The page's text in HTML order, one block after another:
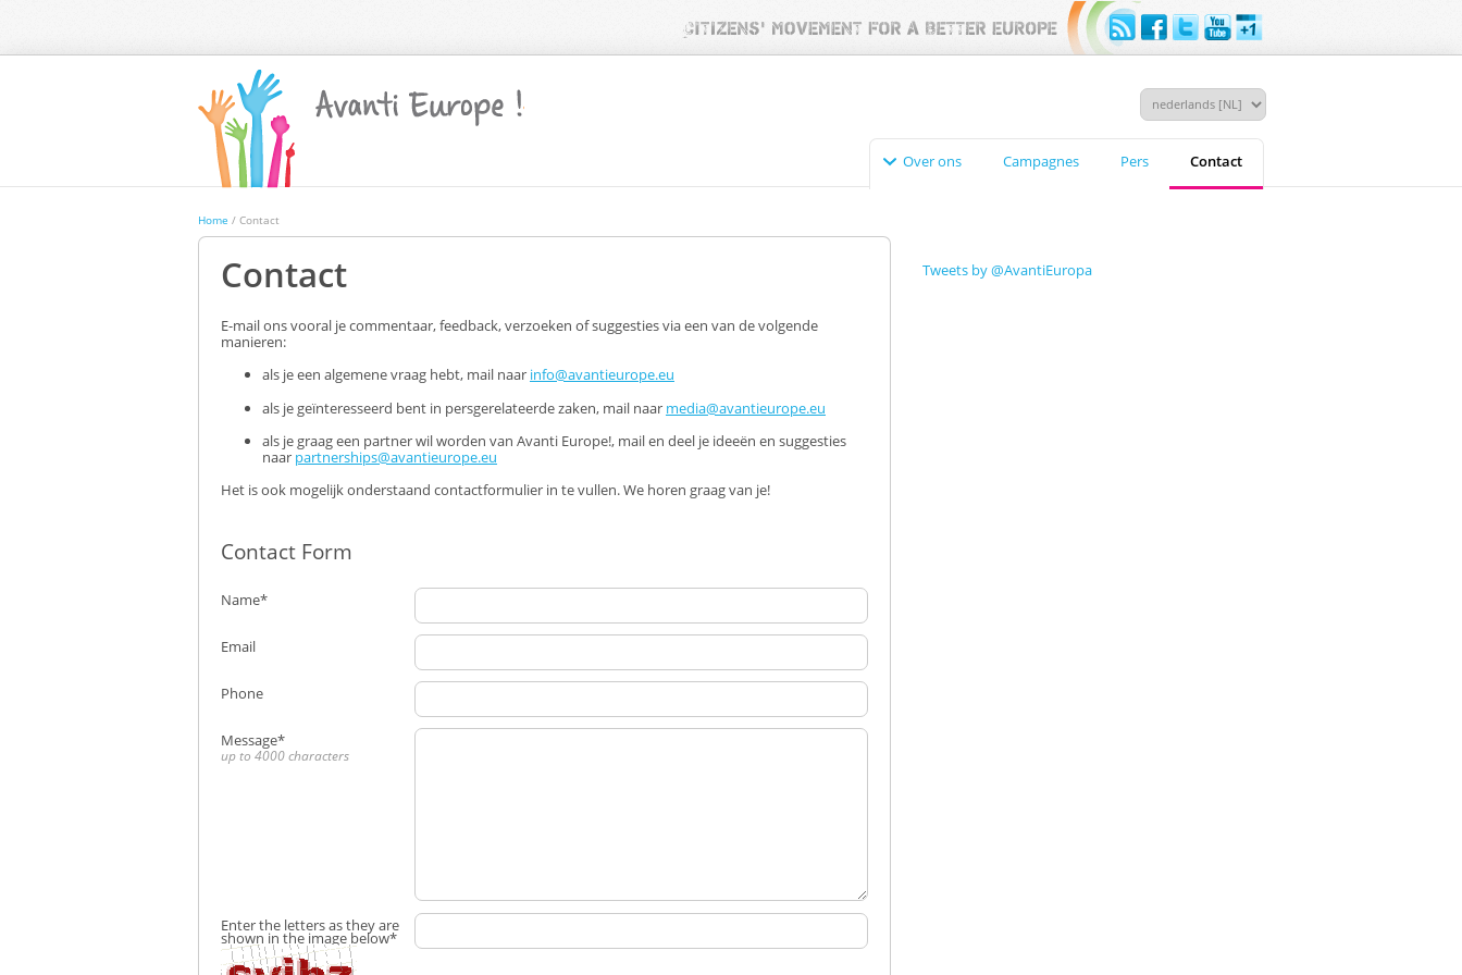
Over ons Campagnes Pers Contact
Home / Contact
Contact
E-mail ons vooral je commentaar, feedback, verzoeken of suggesties via een van de volgende
manieren:
als je een algemene vraag hebt, mail naar info@avantieurope.eu
als je geïnteresseerd bent in persgerelateerde zaken, mail naar media@avantieurope.eu
als je graag een partner wil worden van Avanti Europe!, mail en deel je ideeën en suggesties
naar partnerships@avantieurope.eu
Het is ook mogelijk onderstaand contactformulier in te vullen. We horen graag van je!
Contact Form
Name*
Email
Phone
Message*
up to 4000 characters
Enter the letters as they are
shown in the image below*
Tweets by @AvantiEuropa